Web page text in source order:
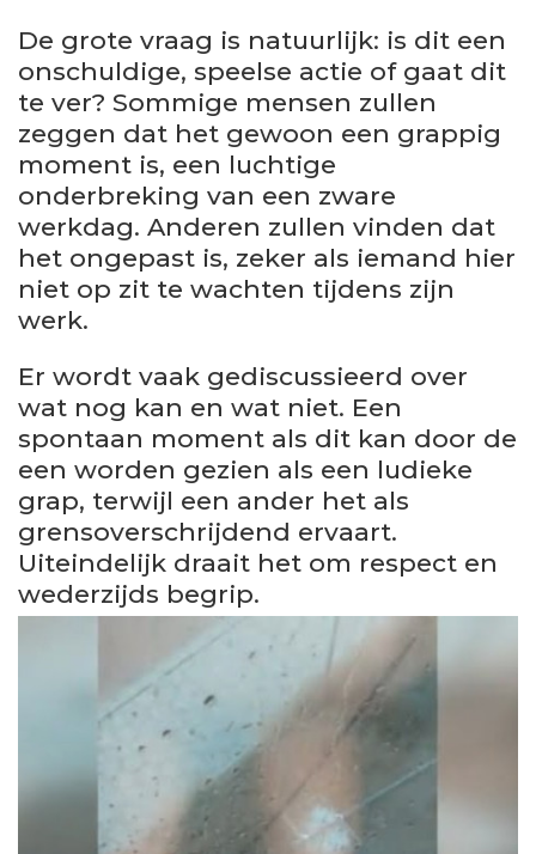
De grote vraag is natuurlijk: is dit een
onschuldige, speelse actie of gaat dit
te ver? Sommige mensen zullen
zeggen dat het gewoon een grappig
moment is, een luchtige
onderbreking van een zware
werkdag. Anderen zullen vinden dat
het ongepast is, zeker als iemand hier
niet op zit te wachten tijdens zijn
werk.
Er wordt vaak gediscussieerd over
wat nog kan en wat niet. Een
spontaan moment als dit kan door de
een worden gezien als een ludieke
grap, terwijl een ander het als
grensoverschrijdend ervaart.
Uiteindelijk draait het om respect en
wederzijds begrip.